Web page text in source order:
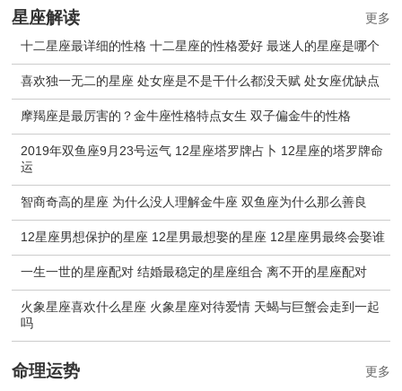
星座解读
十二星座最详细的性格 十二星座的性格爱好 最迷人的星座是哪个
喜欢独一无二的星座 处女座是不是干什么都没天赋 处女座优缺点
摩羯座是最厉害的？金牛座性格特点女生 双子偏金牛的性格
2019年双鱼座9月23号运气 12星座塔罗牌占卜 12星座的塔罗牌命
运
智商奇高的星座 为什么没人理解金牛座 双鱼座为什么那么善良
12星座男想保护的星座 12星男最想娶的星座 12星座男最终会娶谁
一生一世的星座配对 结婚最稳定的星座组合 离不开的星座配对
火象星座喜欢什么星座 火象星座对待爱情 天蝎与巨蟹会走到一起
吗
更多
命理运势 更多